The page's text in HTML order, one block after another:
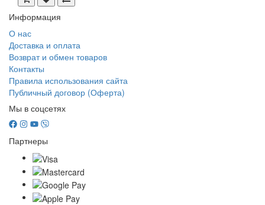
Информация
О нас
Доставка и оплата
Возврат и обмен товаров
Контакты
Правила использования сайта
Публичный договор (Оферта)
Мы в соцсетях
Партнеры